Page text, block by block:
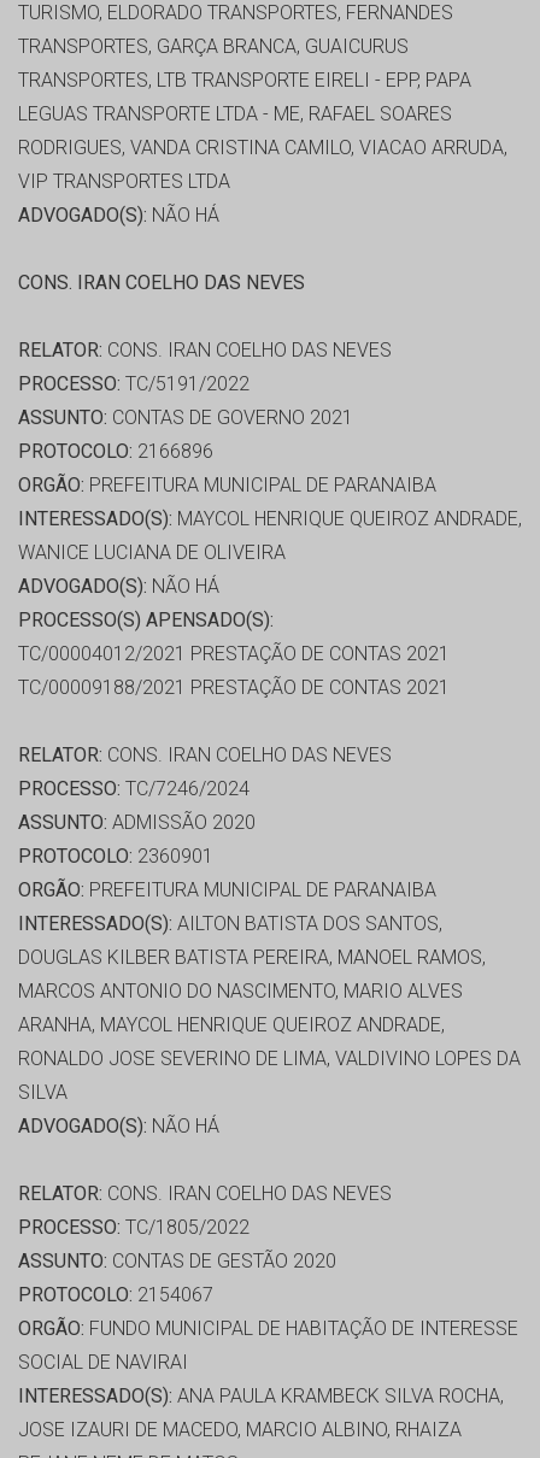
TURISMO, ELDORADO TRANSPORTES, FERNANDES
TRANSPORTES, GARÇA BRANCA, GUAICURUS
TRANSPORTES, LTB TRANSPORTE EIRELI - EPP, PAPA
LEGUAS TRANSPORTE LTDA - ME, RAFAEL SOARES
RODRIGUES, VANDA CRISTINA CAMILO, VIACAO ARRUDA,
VIP TRANSPORTES LTDA
ADVOGADO(S): NÃO HÁ
CONS. IRAN COELHO DAS NEVES
RELATOR: CONS. IRAN COELHO DAS NEVES
PROCESSO: TC/5191/2022
ASSUNTO: CONTAS DE GOVERNO 2021
PROTOCOLO: 2166896
ORGÃO: PREFEITURA MUNICIPAL DE PARANAIBA
INTERESSADO(S): MAYCOL HENRIQUE QUEIROZ ANDRADE,
WANICE LUCIANA DE OLIVEIRA
ADVOGADO(S): NÃO HÁ
PROCESSO(S) APENSADO(S):
TC/00004012/2021 PRESTAÇÃO DE CONTAS 2021
TC/00009188/2021 PRESTAÇÃO DE CONTAS 2021
RELATOR: CONS. IRAN COELHO DAS NEVES
PROCESSO: TC/7246/2024
ASSUNTO: ADMISSÃO 2020
PROTOCOLO: 2360901
ORGÃO: PREFEITURA MUNICIPAL DE PARANAIBA
INTERESSADO(S): AILTON BATISTA DOS SANTOS,
DOUGLAS KILBER BATISTA PEREIRA, MANOEL RAMOS,
MARCOS ANTONIO DO NASCIMENTO, MARIO ALVES
ARANHA, MAYCOL HENRIQUE QUEIROZ ANDRADE,
RONALDO JOSE SEVERINO DE LIMA, VALDIVINO LOPES DA
SILVA
ADVOGADO(S): NÃO HÁ
RELATOR: CONS. IRAN COELHO DAS NEVES
PROCESSO: TC/1805/2022
ASSUNTO: CONTAS DE GESTÃO 2020
PROTOCOLO: 2154067
ORGÃO: FUNDO MUNICIPAL DE HABITAÇÃO DE INTERESSE
SOCIAL DE NAVIRAI
INTERESSADO(S): ANA PAULA KRAMBECK SILVA ROCHA,
JOSE IZAURI DE MACEDO, MARCIO ALBINO, RHAIZA